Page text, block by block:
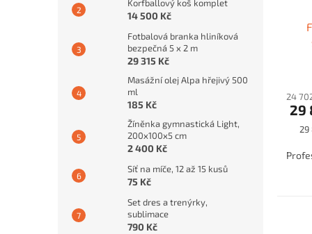
Korfballový koš komplet
14 500 Kč
Fotbalová branka hliníková
bezpečná 5 x 2 m
29 315 Kč
Masážní olej Alpa hřejivý 500
ml
185 Kč
Žíněnka gymnastická Light,
200x100x5 cm
2 400 Kč
Síť na míče, 12 až 15 kusů
75 Kč
Set dres a trenýrky,
sublimace
790 Kč
24
29
29